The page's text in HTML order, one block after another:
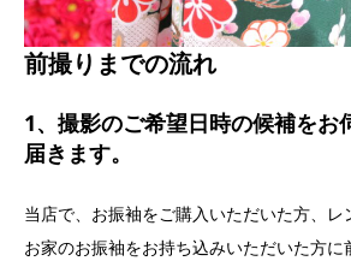
前撮りまでの流れ
1、撮影のご希望日時の候補をお
届きます。
当店で、お振袖をご購入いただいた方、レ
お家のお振袖をお持ち込みいただいた方に